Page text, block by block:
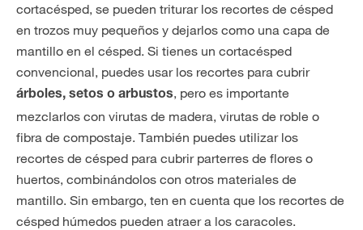
cortacésped, se pueden triturar los recortes de césped
en trozos muy pequeños y dejarlos como una capa de
mantillo en el césped. Si tienes un cortacésped
convencional, puedes usar los recortes para cubrir
árboles, setos o arbustos, pero es importante
mezclarlos con virutas de madera, virutas de roble o
fibra de compostaje. También puedes utilizar los
recortes de césped para cubrir parterres de flores o
huertos, combinándolos con otros materiales de
mantillo. Sin embargo, ten en cuenta que los recortes de
césped húmedos pueden atraer a los caracoles.